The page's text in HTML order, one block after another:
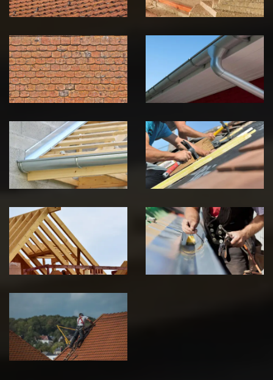
démoussage de
toiture 39
Jura
pose de
gouttière 39
Jura
Pose de
Chéneau 39
Jura
Réparation de
toiture 39
Jura
Traitement de
charpente 39
Jura
Travaux de
zinguerie 39
Jura
Urgence fuite
de toiture 39
Jura